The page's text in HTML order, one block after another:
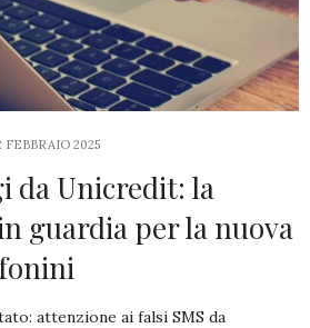
FEBBRAIO 2025
da Unicredit: la
guardia per la nuova
attenzione ai falsi SMS da